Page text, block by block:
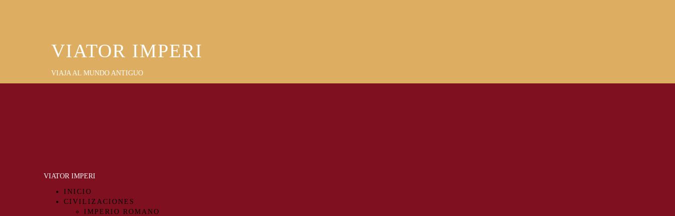
VIATOR IMPERI
VIAJA AL MUNDO ANTIGUO
VIATOR IMPERI
INICIO
CIVILIZACIONES
IMPERIO ROMANO